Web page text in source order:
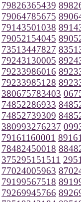
79826365439
79064785675
79143501038
79052154045
73513447827
79243130005
79233986016
79233985128
380675783403
74852286933
74852739309
380993276237
79161160001
78482450018
375295151511
77024005963
79199567518
79269945766